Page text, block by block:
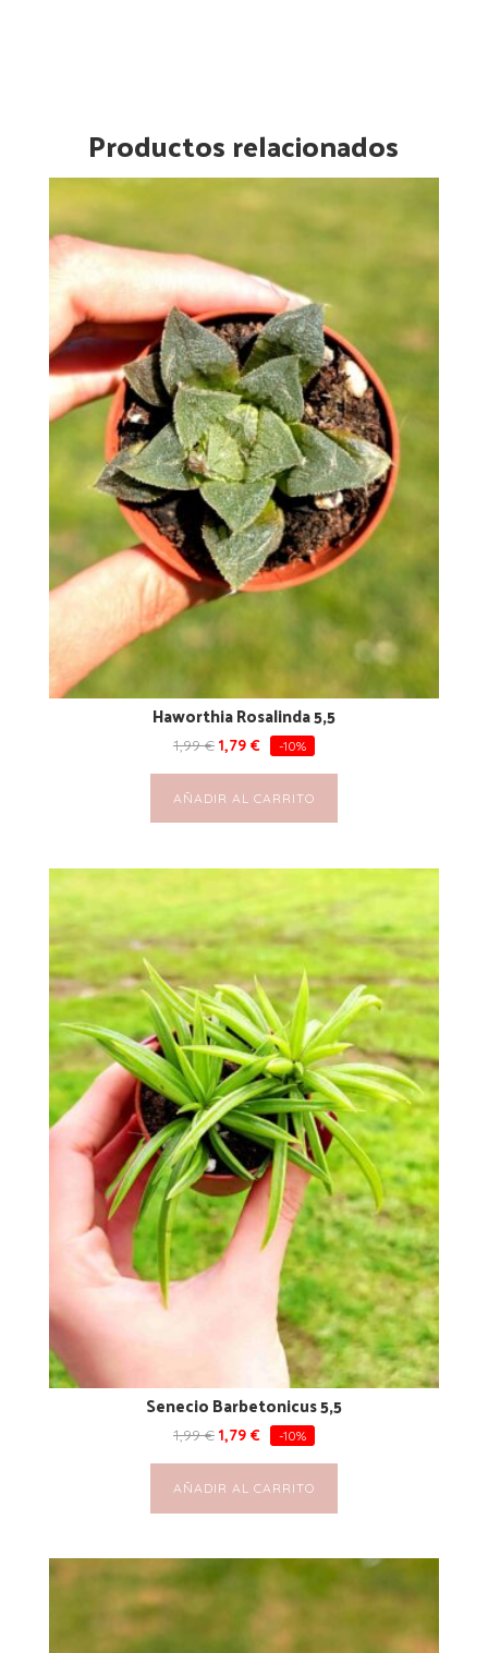
Productos relacionados
Haworthia Rosalinda 5,5
1,99€ 1,79 € -10%
AÑADIR AL CARRITO
Senecio Barbetonicus 5,5
1,99€ 1,79 € -10%
AÑADIR AL CARRITO